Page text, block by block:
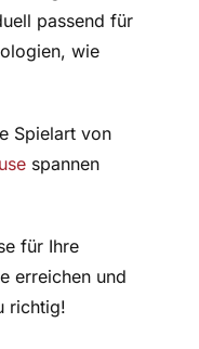
passend für
wie
Spielart von
spannen
für Ihre
erreichen und
richtig!